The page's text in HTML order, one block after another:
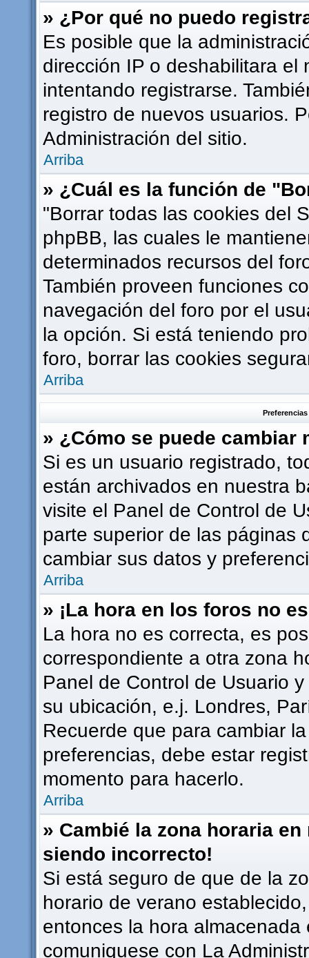
» ¿Por qué no puedo
Es posible que la
dirección IP o deshabilitara
intentando registrarse.
registro de nuevos usuarios.
Administración del sitio.
Arriba
» ¿Cuál es la función de
"Borrar todas las cookies del
phpBB, las cuales le
determinados recursos del
También proveen funciones
navegación del foro por el
la opción. Si está teniendo
foro, borrar las cookies
Arriba
» ¿Cómo se puede cambiar
Si es un usuario registrado,
están archivados en nuestra
visite el Panel de Control de
parte superior de las páginas
cambiar sus datos y
Arriba
» ¡La hora en los foros no
La hora no es correcta, es
correspondiente a otra zona
Panel de Control de Usuario
su ubicación, e.j. Londres,
Recuerde que para cambiar
preferencias, debe estar
momento para hacerlo.
Arriba
» Cambié la zona horaria
siendo incorrecto!
Si está seguro de que de la
horario de verano
entonces la hora
comuniquese con La